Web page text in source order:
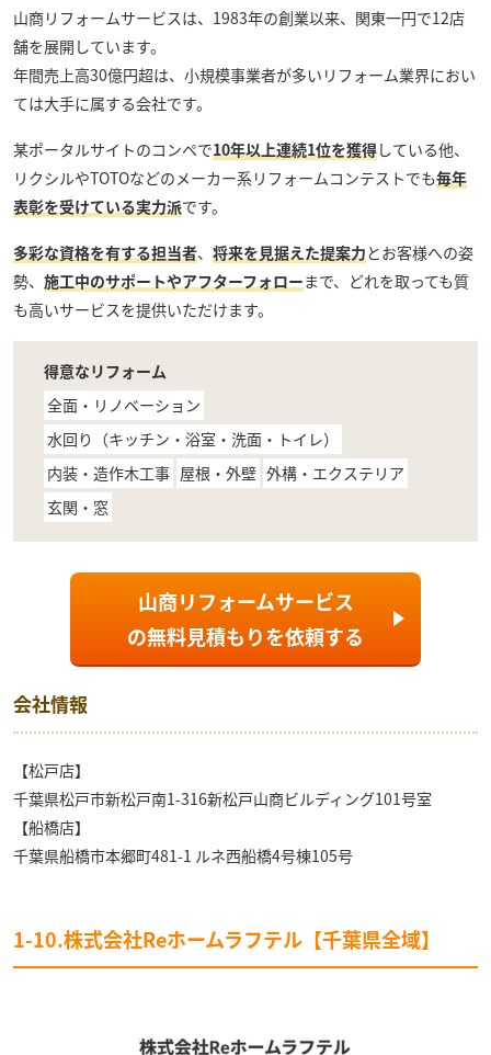
山商リフォームサービスは、1983年の創業以来、関東一円で12店
舗を展開しています。
年間売上高30億円超は、小規模事業者が多いリフォーム業界におい
ては大手に属する会社です。
某ポータルサイトのコンペで10年以上連続1位を獲得している他、
リクシルやTOTOなどのメーカー系リフォームコンテストでも毎年
表彰を受けている実力派です。
多彩な資格を有する担当者、 将来を見据えた提案力 とお客様への姿
勢、 施工中のサポートやアフターフォローまで、どれを取っても質
も高いサービスを提供いただけます。
得意なリフォーム
全面・リノベーション
水回り（キッチン・浴室・洗面・トイレ）
内装・造作木工事 屋根・外壁 外構・エクステリア
玄関・窓
山商リフォームサービス
の無料見積もりを依頼する
会社情報
【松戸店】
千葉県松戸市新松戸南1-316新松戸山商ビルディング101号室
【船橋店】
千葉県船橋市本郷町481-1 ルネ西船橋4号棟105号
1-10.株式会社Reホームラフテル【千葉県全域】